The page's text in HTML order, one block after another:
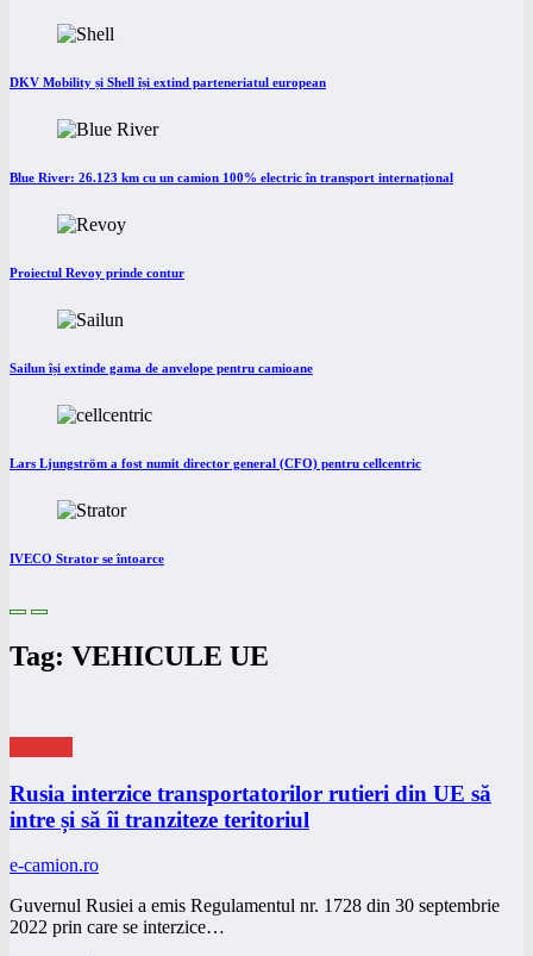
DKV Mobility și Shell își extind parteneriatul european
Blue River: 26.123 km cu un camion 100% electric în transport internațional
Proiectul Revoy prinde contur
Sailun își extinde gama de anvelope pentru camioane
Lars Ljungström a fost numit director general (CFO) pentru cellcentric
IVECO Strator se întoarce
Tag: VEHICULE UE
Rusia interzice transportatorilor rutieri din UE să
intre și să îi tranziteze teritoriul
e-camion.ro
Guvernul Rusiei a emis Regulamentul nr. 1728 din 30 septembrie
2022 prin care se interzice…